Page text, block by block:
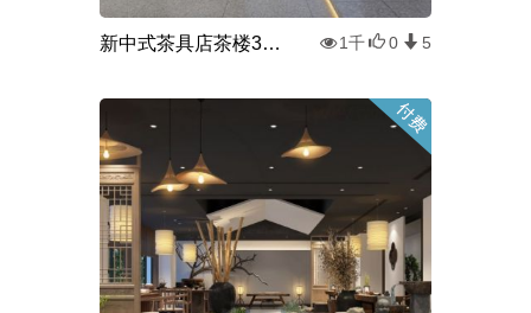
新中式茶具店茶楼3d模型 1千 0 5